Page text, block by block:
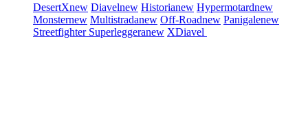
DesertXnew Diavelnew Historianew Hypermotardnew
Monsternew Multistradanew Off-Roadnew Panigalenew
Streetfighter Superleggeranew XDiavel